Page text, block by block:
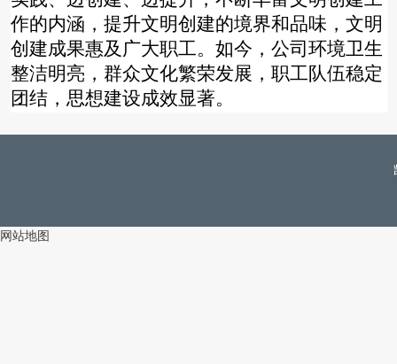
作的内涵，提升文明创建的境界和品味，文明
创建成果惠及广大职工。如今，公司环境卫生
整洁明亮，群众文化繁荣发展，职工队伍稳定
团结，思想建设成效显著。
网站地图